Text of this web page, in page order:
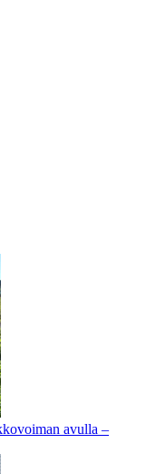
avulla –